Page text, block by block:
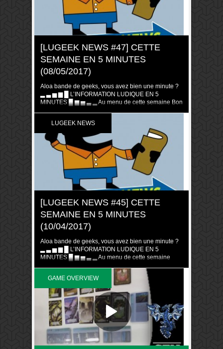
[LUGEEK NEWS #47] CETTE
SEMAINE EN 5 MINUTES
(08/05/2017)
Aloa bande de geeks, vous avez bien une minute ?
▂ ▃ ▅ ▆ █ L’INFORMATION LUDIQUE EN 5
MINUTES █ ▆ ▅ ▃ ▂ Au menu de cette semaine Bon
Mensa Select 2016 Côté sorties Caverna : Cave […]
LUGEEK NEWS
[LUGEEK NEWS #45] CETTE
SEMAINE EN 5 MINUTES
(10/04/2017)
Aloa bande de geeks, vous avez bien une minute ?
▂ ▃ ▅ ▆ █ L’INFORMATION LUDIQUE EN 5
MINUTES █ ▆ ▅ ▃ ▂ Au menu de cette semaine
hype Côté sorties Jump Drive Vampire : La
Mascarade v5 Torres revient Orient Express (1 – 2)
Récompenses […]
GAME OVERVIEW